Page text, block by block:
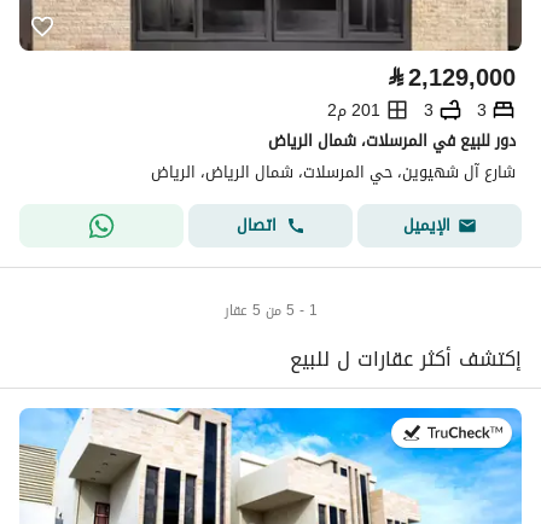
⃁2,129,000
3
3
201 م2
دور للبيع في المرسلات، شمال الرياض
شارع آل شهيوين، حي المرسلات، شمال الرياض، الرياض
الإيميل
اتصال
1 - 5 من 5 عقار
إكتشف أكثر عقارات ل للبيع
في:4 أغسطس 2026